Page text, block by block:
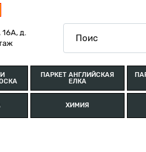
д.
ПАРКЕТ АНГЛИЙСКАЯ
ЕЛКА
ХИМИЯ